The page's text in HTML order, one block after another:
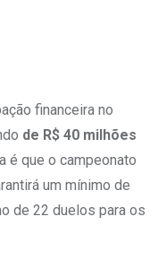
financeira no
de R$ 40 milhões
é que o campeonato
um mínimo de
de 22 duelos para os